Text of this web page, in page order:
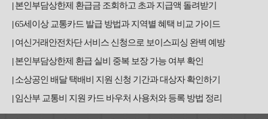
본인부담상한제 환급금 조회하고 초과 지급액 돌려받기
65세이상 교통카드 발급 방법과 지역별 혜택 비교 가이드
여신거래안전차단 서비스 신청으로 보이스피싱 완벽 예방
본인부담상한제 환급 실비 중복 보장 가능 여부 확인
소상공인 배달 택배비 지원 신청 기간과 대상자 확인하기
임산부 교통비 지원 카드 바우처 사용처와 등록 방법 정리